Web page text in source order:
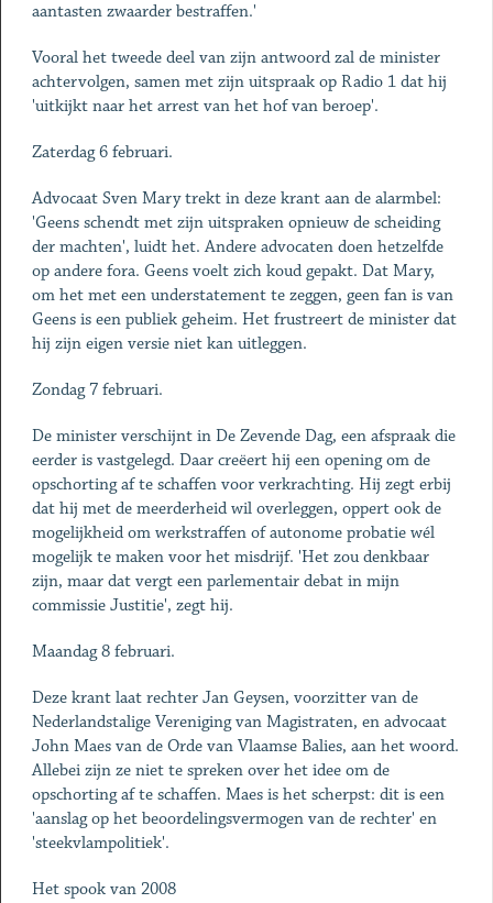
aantasten zwaarder bestraffen.'
Vooral het tweede deel van zijn antwoord zal de minister
achtervolgen, samen met zijn uitspraak op Radio 1 dat hij
'uitkijkt naar het arrest van het hof van beroep'.
Zaterdag 6 februari.
Advocaat Sven Mary trekt in deze krant aan de alarmbel:
'Geens schendt met zijn uitspraken opnieuw de scheiding
der machten', luidt het. Andere advocaten doen hetzelfde
op andere fora. Geens voelt zich koud gepakt. Dat Mary,
om het met een understatement te zeggen, geen fan is van
Geens is een publiek geheim. Het frustreert de minister dat
hij zijn eigen versie niet kan uitleggen.
Zondag 7 februari.
De minister verschijnt in De Zevende Dag, een afspraak die
eerder is vastgelegd. Daar creëert hij een opening om de
opschorting af te schaffen voor verkrachting. Hij zegt erbij
dat hij met de meerderheid wil overleggen, oppert ook de
mogelijkheid om werkstraffen of autonome probatie wél
mogelijk te maken voor het misdrijf. 'Het zou denkbaar
zijn, maar dat vergt een parlementair debat in mijn
commissie Justitie', zegt hij.
Maandag 8 februari.
Deze krant laat rechter Jan Geysen, voorzitter van de
Nederlandstalige Vereniging van Magistraten, en advocaat
John Maes van de Orde van Vlaamse Balies, aan het woord.
Allebei zijn ze niet te spreken over het idee om de
opschorting af te schaffen. Maes is het scherpst: dit is een
'aanslag op het beoordelingsvermogen van de rechter' en
'steekvlampolitiek'.
Het spook van 2008